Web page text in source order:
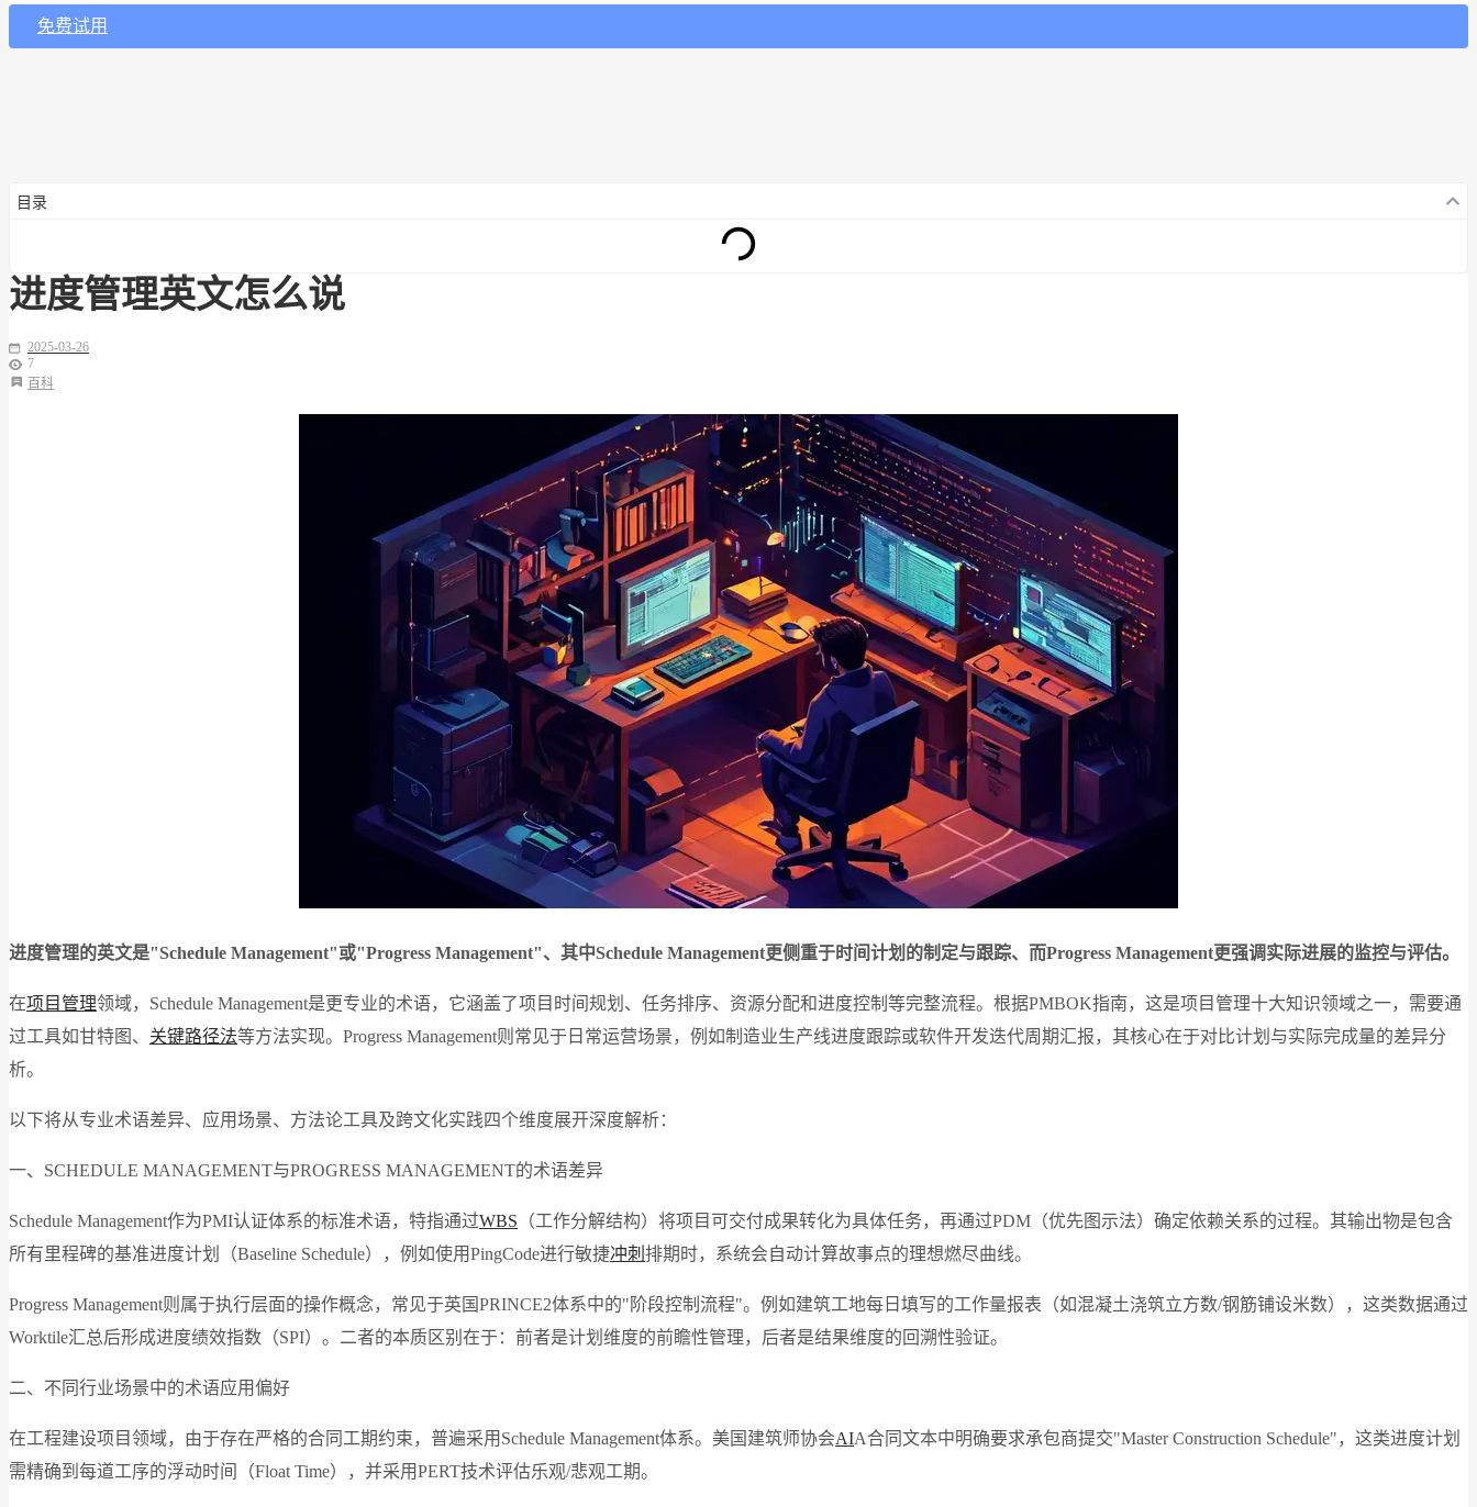
免费试用
目录
进度管理英文怎么说
2025-03-26
7
百科
进度管理的英文是"Schedule Management"或"Progress Management"、其中Schedule Management更侧重于时间计划的制定与跟踪、而Progress Management更强调实际进展的监控与评估。
在项目管理领域，Schedule Management是更专业的术语，它涵盖了项目时间规划、任务排序、资源分配和进度控制等完整流程。根据PMBOK指南，这是项目管理十大知识领域之一，需要通
过工具如甘特图、 关键路径法等方法实现。Progress Management则常见于日常运营场景，例如制造业生产线进度跟踪或软件开发迭代周期汇报，其核心在于对比计划与实际完成量的差异分
析。
以下将从专业术语差异、应用场景、方法论工具及跨文化实践四个维度展开深度解析：
一、SCHEDULE MANAGEMENT与PROGRESS MANAGEMENT的术语差异
Schedule Management作为PMI认证体系的标准术语，特指通过WBS （工作分解结构）将项目可交付成果转化为具体任务，再通过PDM（优先图示法）确定依赖关系的过程。其输出物是包含
所有里程碑的基准进度计划（Baseline Schedule），例如使用PingCode进行敏捷冲刺 排期时，系统会自动计算故事点的理想燃尽曲线。
Progress Management则属于执行层面的操作概念，常见于英国PRINCE2体系中的"阶段控制流程"。例如建筑工地每日填写的工作量报表（如混凝土浇筑立方数/钢筋铺设米数），这类数据通过
Worktile汇总后形成进度绩效指数（SPI）。二者的本质区别在于：前者是计划维度的前瞻性管理，后者是结果维度的回溯性验证。
二、不同行业场景中的术语应用偏好
在工程建设项目领域，由于存在严格的合同工期约束，普遍采用Schedule Management体系。美国建筑师协会AIA合同文本中明确要求承包商提交"Master Construction Schedule"，这类进度计划
需精确到每道工序的浮动时间（Float Time），并采用PERT技术评估乐观/悲观工期。